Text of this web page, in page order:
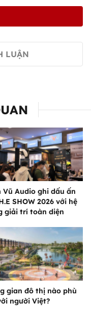
LUẬN
Vũ Audio ghi dấu ấn
SHOW 2026 với hệ
giải trí toàn diện
gian đô thị nào phù
người Việt?